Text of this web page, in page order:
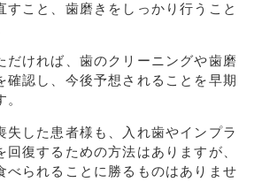
すこと、歯磨きをしっかり行うこと
だければ、歯のクリーニングや歯磨
確認し、今後予想されることを早期
失した患者様も、入れ歯やインプラ
回復するための方法はありますが、
べられることに勝るものはありませ